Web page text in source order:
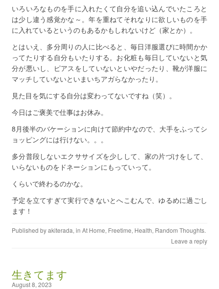
いろいろなものを手に入れたくて自分を追い込んでいたころと
は少し違う感覚かな～。年を重ねてそれなりに欲しいものを手
に入れているというのもあるかもしれないけど（家とか）。
とはいえ、多分周りの人に比べると、毎日洋服選びに時間かか
ってたりする自分もいたりする。お化粧も毎日していないと気
分が悪いし、ピアスをしていないといやだったり、靴が洋服に
マッチしていないといまいちアガらなかったり。
見た目を気にする自分は変わってないですね（笑）。
今日はご褒美で仕事はお休み。
8月後半のバケーションに向けて節約中なので、大手をふってシ
ョッピングには行けない。。。
多分普段しないエクササイズを少しして、家の片づけをして、
いらないものをドネーションにもっていって。
くらいで終わるのかな。
予定を立てすぎて実行できないとへこむんで、ゆるめに過ごし
ます！
Published byakiterada, in At Home, Freetime, Health, Random Thoughts.
Leave a reply
生きてます
August 8, 2023